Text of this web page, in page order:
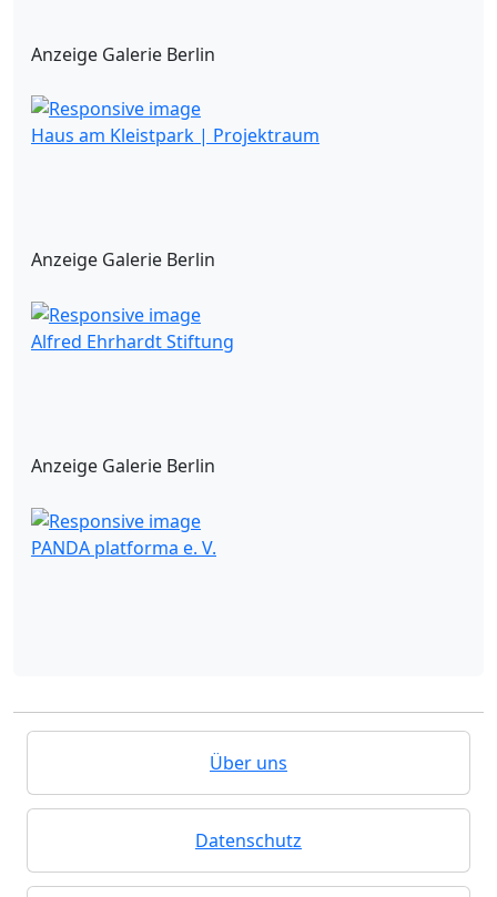
Anzeige Galerie Berlin
Haus am Kleistpark | Projektraum
Anzeige Galerie Berlin
Alfred Ehrhardt Stiftung
Anzeige Galerie Berlin
PANDA platforma e. V.
Über uns
Datenschutz